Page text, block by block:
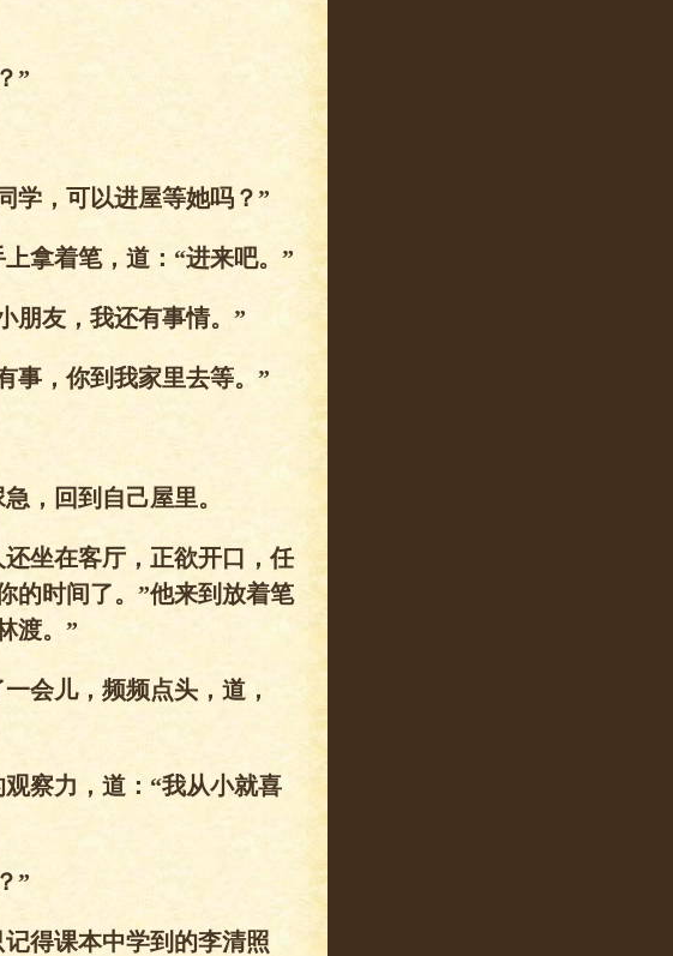
”
，可以进屋等她吗？”
拿着笔，道：“进来吧。”
友，我还有事情。”
，你到我家里去等。”
，回到自己屋里。
坐在客厅，正欲开口，任
的时间了。”他来到放着笔
渡。”
会儿，频频点头，道，
察力，道：“我从小就喜
”
得课本中学到的李清照